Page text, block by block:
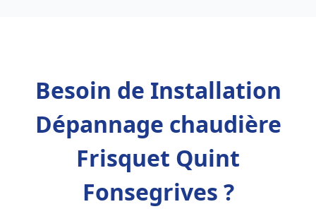
Besoin de Installation
Dépannage chaudière
Frisquet Quint
Fonsegrives ?